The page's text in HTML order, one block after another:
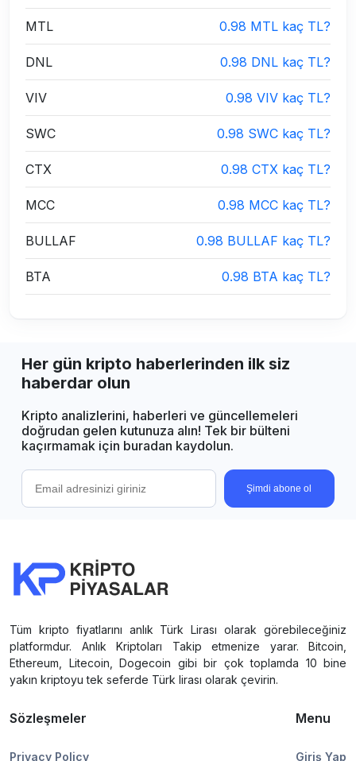
MTL 0.98 MTL kaç TL?
DNL 0.98 DNL kaç TL?
VIV 0.98 VIV kaç TL?
SWC 0.98 SWC kaç TL?
CTX 0.98 CTX kaç TL?
MCC 0.98 MCC kaç TL?
BULLAF 0.98 BULLAF kaç TL?
BTA 0.98 BTA kaç TL?
Her gün kripto haberlerinden ilk siz
haberdar olun
Kripto analizlerini, haberleri ve güncellemeleri
doğrudan gelen kutunuza alın! Tek bir bülteni
kaçırmamak için buradan kaydolun.
Şimdi abone ol
Tüm kripto fiyatlarını anlık Türk Lirası olarak görebileceğiniz
platformdur. Anlık Kriptoları Takip etmenize yarar. Bitcoin,
Ethereum, Litecoin, Dogecoin gibi bir çok toplamda 10 bine
yakın kriptoyu tek seferde Türk lirası olarak çevirin.
Sözleşmeler
Privacy Policy
Menu
Giriş Yap